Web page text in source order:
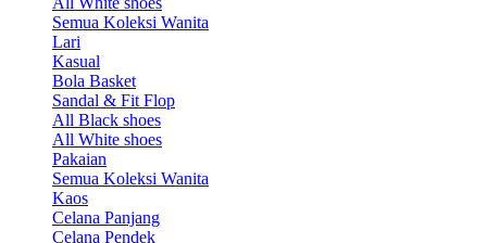
Semua Koleksi Wanita
Lari
Kasual
Bola Basket
Sandal & Fit Flop
All Black shoes
All White shoes
Pakaian
Semua Koleksi Wanita
Kaos
Celana Panjang
Celana Pendek